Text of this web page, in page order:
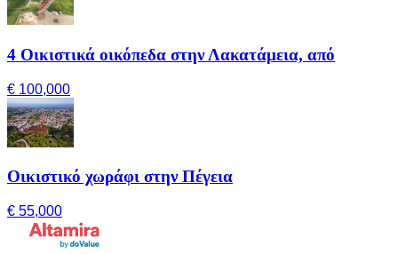
4 Οικιστικά οικόπεδα στην Λακατάμεια, από
€ 100,000
Οικιστικό χωράφι στην Πέγεια
€ 55,000